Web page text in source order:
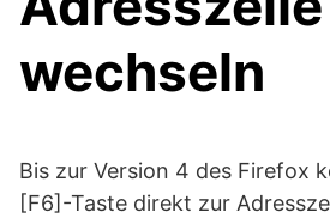
wechseln
Bis zur Version 4 des Firefox
[F6]-Taste direkt zur